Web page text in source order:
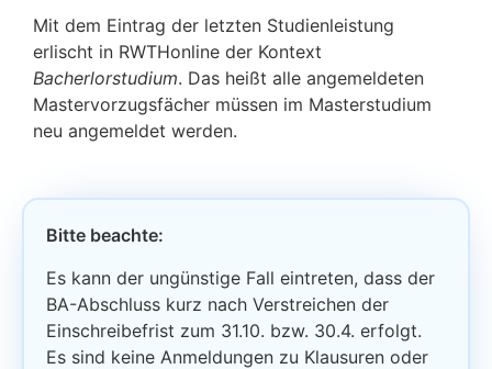
Mit dem Eintrag der letzten Studienleistung
erlischt in RWTHonline der Kontext
Bacherlorstudium. Das heißt alle angemeldeten
Mastervorzugsfächer müssen im Masterstudium
neu angemeldet werden.
Bitte beachte:
Es kann der ungünstige Fall eintreten, dass der
BA-Abschluss kurz nach Verstreichen der
Einschreibefrist zum 31.10. bzw. 30.4. erfolgt.
Es sind keine Anmeldungen zu Klausuren oder